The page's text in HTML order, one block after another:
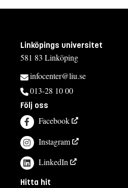
Linköpings universitet
581 83 Linköping
infocenter@liu.se
013-28 10 00
Följ oss
Facebook
Instagram
LinkedIn
Hitta hit